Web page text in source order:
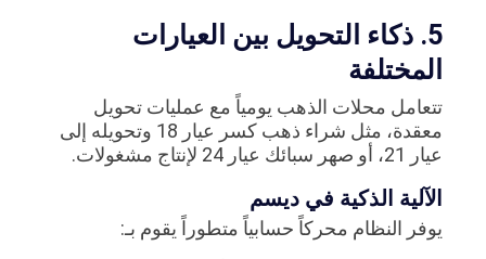
5. ذكاء التحويل بين العيارات
المختلفة
تتعامل محلات الذهب يومياً مع عمليات تحويل
معقدة، مثل شراء ذهب كسر عيار 18 وتحويله إلى
عيار 21، أو صهر سبائك عيار 24 لإنتاج مشغولات.
الآلية الذكية في ديسم
يوفر النظام محركاً حسابياً متطوراً يقوم بـ: